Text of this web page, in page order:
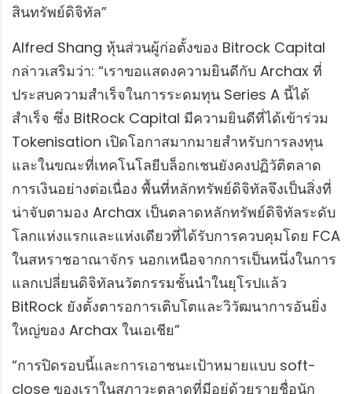
สินทรัพย์ดิจิทัล”
Alfred Shang หุ้นส่วนผู้ก่อตั้งของ Bitrock Capital
กล่าวเสริมว่า: “เราขอแสดงความยินดีกับ Archax ที่
ประสบความสำเร็จในการระดมทุน Series A นี้ได้
สำเร็จ ซึ่ง BitRock Capital มีความยินดีที่ได้เข้าร่วม
Tokenisation เปิดโอกาสมากมายสำหรับการลงทุน
และในขณะที่เทคโนโลยีบล็อกเชนยังคงปฏิวัติตลาด
การเงินอย่างต่อเนื่อง พื้นที่หลักทรัพย์ดิจิทัลจึงเป็นสิ่งที่
น่าจับตามอง Archax เป็นตลาดหลักทรัพย์ดิจิทัลระดับ
โลกแห่งแรกและแห่งเดียวที่ได้รับการควบคุมโดย FCA
ในสหราชอาณาจักร นอกเหนือจากการเป็นหนึ่งในการ
แลกเปลี่ยนดิจิทัลนวัตกรรมชั้นนำในยุโรปแล้ว
BitRock ยังตั้งตารอการเติบโตและวิวัฒนาการอันยิ่ง
ใหญ่ของ Archax ในเอเชีย”
“การปิดรอบนี้และการเอาชนะเป้าหมายแบบ soft-
close ของเราในสภาวะตลาดที่มีอยู่ด้วยรายชื่อนัก